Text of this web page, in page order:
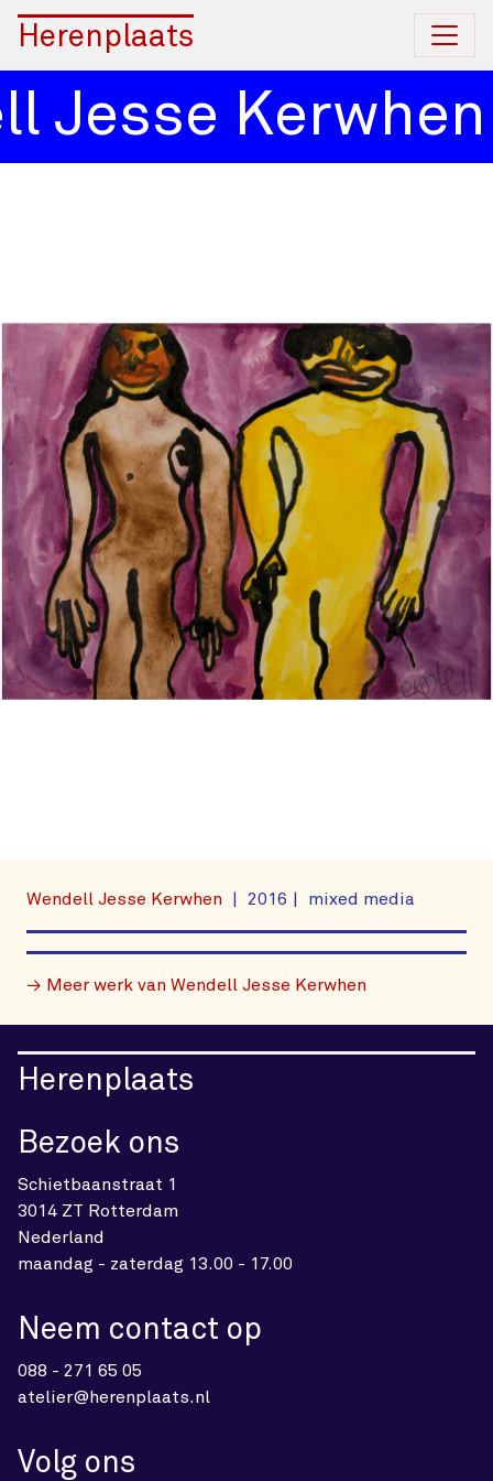
Herenplaats
Jesse Kerwhen
Wendell Jesse Kerwhen 2016 mixed media
→ Meer werk van Wendell Jesse Kerwhen
Herenplaats
Bezoek ons
Schietbaanstraat 1
3014 ZT Rotterdam
Nederland
maandag - zaterdag 13.00 - 17.00
Neem contact op
088 - 271 65 05
atelier@herenplaats.nl
Volg ons